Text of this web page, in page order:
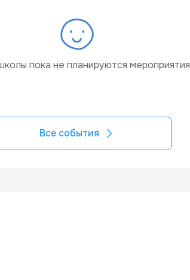
пока не планируются мероприятия
Все события